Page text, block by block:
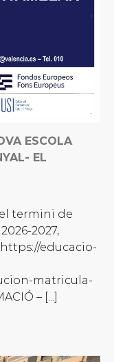
ESCOLA
EL
termini de
2027,
educacio-
matricula-
– [...]